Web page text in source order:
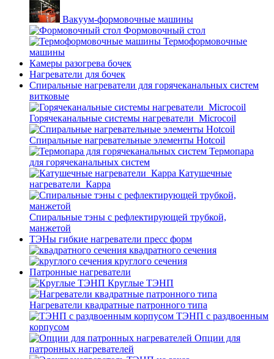
Вакуум-формовочные машины
Формовочный стол
Термоформовочные
машины
Камеры разогрева бочек
Нагреватели для бочек
Спиральные нагреватели для горячеканальных систем
витковые
Горячеканальные системы нагреватели_Microcoil
Спиральные нагревательные элементы Hotcoil
Термопара
для горячеканальных систем
Катушечные
нагреватели_Карра
Спиральные тэны с рефлектирующей трубкой,
манжетой
ТЭНы гибкие нагреватели пресс форм
квадратного сечения
круглого сечения
Патронные нагреватели
Круглые ТЭНП
Нагреватели квадратные патронного типа
ТЭНП с раздвоенным
корпусом
Опции для
патронных нагревателей